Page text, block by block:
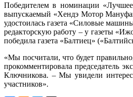
Победителем в номинации
выпускаемый «Хендэ Мотор
удостоилась газета «Силовые
редакторскую работу – у газеты
победила газета «Балтиец»
«Мы посчитали, что будет
прокомментировала председатель
Ключникова. – Мы увидели интерес
участников».